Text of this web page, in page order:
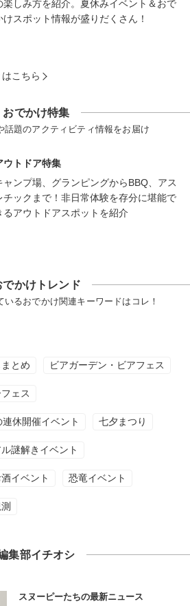
楽しみ方を紹介。夏休みイベント＆おで
けスポット情報が盛りだくさん！
こちら
おでかけ特集
話題のアクティビティ情報をお届け
ウトドア特集
ャンプ場、グランピングからBBQ、アス
チックまで！非日常体験を存分に堪能で
るアウトドアスポットを紹介
でかけトレンド
るおでかけ関連キーワードはコレ！
とめ ビアガーデン・ビアフェス
ェス
休開催イベント 七夕まつり
ル謎解きイベント
イベント 恐竜イベント
集部イチオシ
スヌーピーたちの最新ニュース